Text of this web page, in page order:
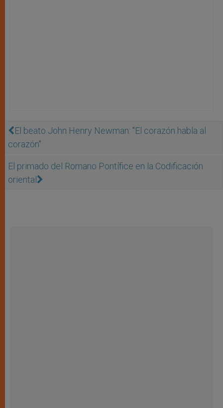
El beato John Henry Newman: "El corazón habla al
corazón"
El primado del Romano Pontífice en la Codificación
oriental